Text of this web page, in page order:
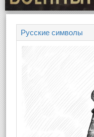
Русские символы